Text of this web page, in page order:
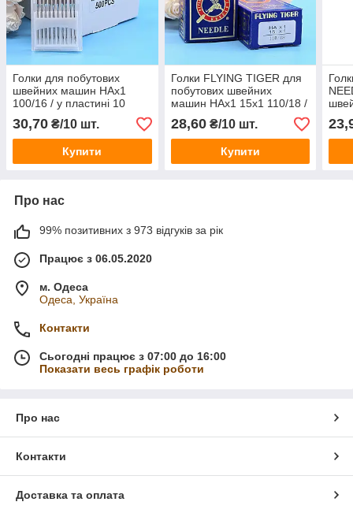
Голки для побутових
швейних машин HAx1
100/16 / у пластині 10
штук
30,70 ₴/10 шт.
Купити
Голки FLYING TIGER для
побутових швейних
машин HAx1 15x1 110/18 /
у пластині 10 штук
28,60₴/10 шт.
Купити
Про нас
99% позитивних з 973 відгуків за рік
Працює з 06.05.2020
м. Одеса
Одеса, Україна
Контакти
Сьогодні працює з 07:00 до 16:00
Показати весь графік роботи
Про нас
Контакти
Доставка та оплата